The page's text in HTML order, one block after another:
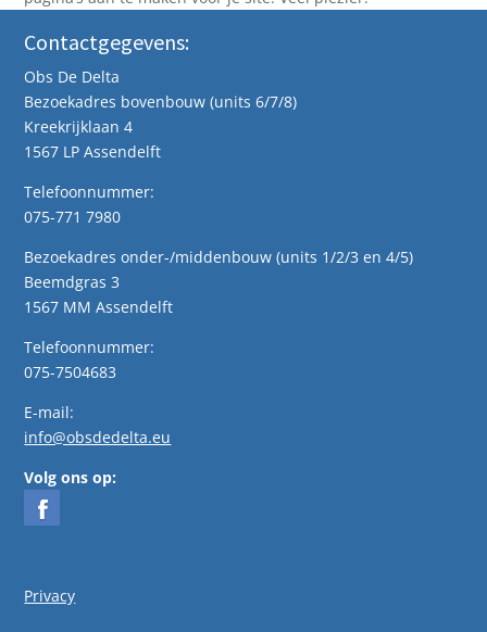
Contactgegevens:
Obs De Delta
Bezoekadres bovenbouw (units 6/7/8)
Kreekrijklaan 4
1567 LP Assendelft
Telefoonnummer:
075-771 7980
Bezoekadres onder-/middenbouw (units 1/2/3 en 4/5)
Beemdgras 3
1567 MM Assendelft
Telefoonnummer:
075-7504683
E-mail:
info@obsdedelta.eu
Volg ons op:
Privacy